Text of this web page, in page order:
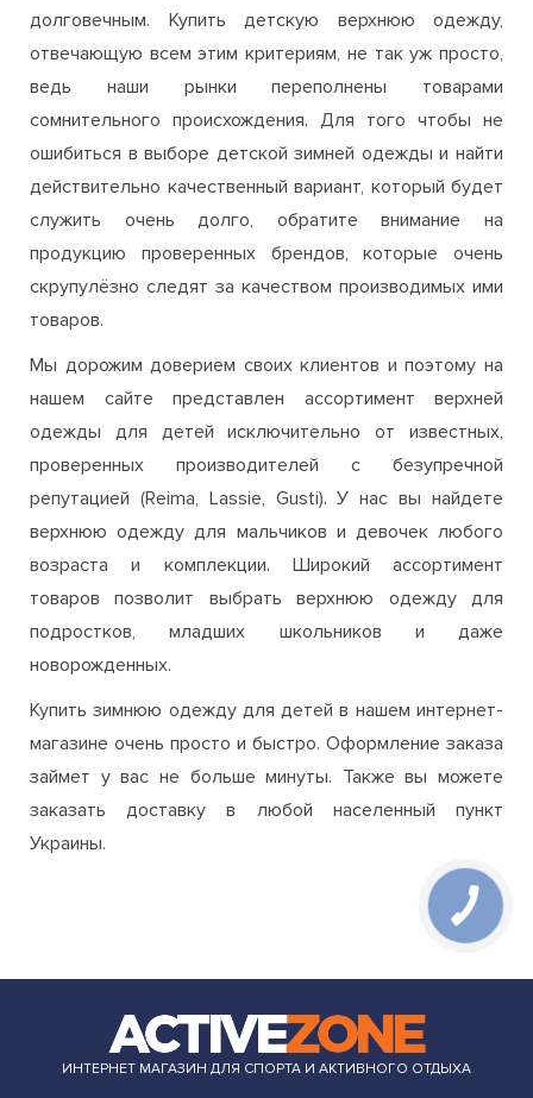
долговечным. Купить детскую верхнюю одежду,
отвечающую всем этим критериям, не так уж просто,
ведь наши рынки переполнены товарами
сомнительного происхождения. Для того чтобы не
ошибиться в выборе детской зимней одежды и найти
действительно качественный вариант, который будет
служить очень долго, обратите внимание на
продукцию проверенных брендов, которые очень
скрупулёзно следят за качеством производимых ими
товаров.
Мы дорожим доверием своих клиентов и поэтому на
нашем сайте представлен ассортимент верхней
одежды для детей исключительно от известных,
проверенных производителей с безупречной
репутацией (Reima, Lassie, Gusti). У нас вы найдете
верхнюю одежду для мальчиков и девочек любого
возраста и комплекции. Широкий ассортимент
товаров позволит выбрать верхнюю одежду для
подростков, младших школьников и даже
новорожденных.
Купить зимнюю одежду для детей в нашем интернет-
магазине очень просто и быстро. Оформление заказа
займет у вас не больше минуты. Также вы можете
заказать доставку в любой населенный пункт
Украины.
ИНТЕРНЕТ МАГАЗИН ДЛЯ СПОРТА И АКТИВНОГО ОТДЫХА